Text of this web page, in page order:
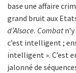
base une affaire
grand bruit aux
d’Alsace. Combat
c’est intelligent ;
intelligent ». C’est
jalonné de